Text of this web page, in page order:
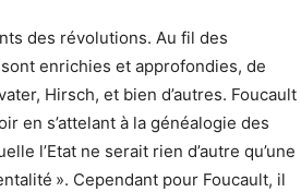
des révolutions. Au fil des
enrichies et approfondies, de
Hirsch, et bien d’autres. Foucault
en s’attelant à la généalogie des
l’Etat ne serait rien d’autre qu’une
». Cependant pour Foucault, il